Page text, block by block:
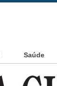
Saúde